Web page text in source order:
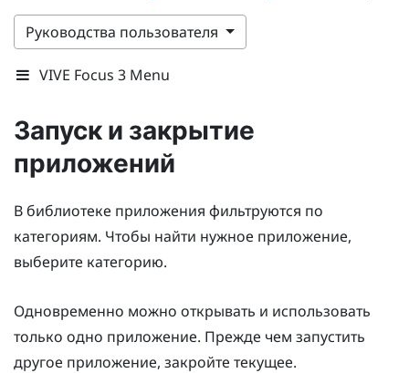
Руководства пользователя
VIVE Focus 3 Menu
Запуск и закрытие
приложений
В библиотеке приложения фильтруются по
категориям. Чтобы найти нужное приложение,
выберите категорию.
Одновременно можно открывать и использовать
только одно приложение. Прежде чем запустить
другое приложение, закройте текущее.